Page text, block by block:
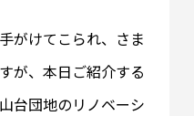
がけてこられ、さま
が、本日ご紹介する
台団地のリノベーシ